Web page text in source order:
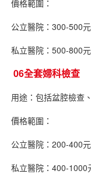
價格範圍：
公立醫院：300-500元
私立醫院：500-800元
06全套婦科檢查
用途：包括盆腔檢查、
價格範圍：
公立醫院：200-400元
私立醫院：400-1000